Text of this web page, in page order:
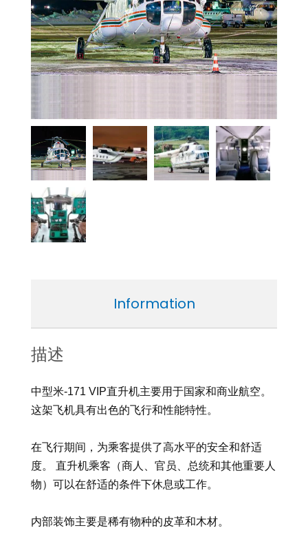
Information
描述
中型米-171 VIP直升机主要用于国家和商业航空。
这架飞机具有出色的飞行和性能特性。
在飞行期间，为乘客提供了高水平的安全和舒适
度。 直升机乘客（商人、官员、总统和其他重要人
物）可以在舒适的条件下休息或工作。
内部装饰主要是稀有物种的皮革和木材。